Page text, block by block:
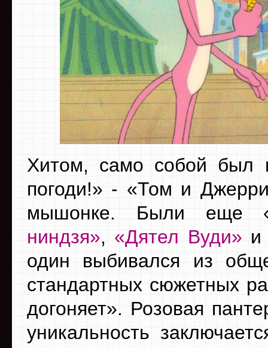
Хитом, само собой был
погоди!» - «Том и
мышонке. Были еще
ниндзя», «Дятел Вуди» и
один выбивался из
стандартных сюжетных
догоняет». Розовая
уникальность